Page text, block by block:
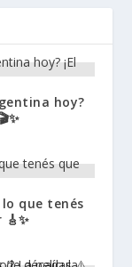
hoy?
que tenés